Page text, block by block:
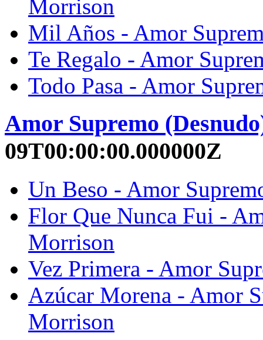
Morrison
Mil Años - Amor
Te Regalo - Amor
Todo Pasa - Amor
Amor Supremo
09T00:00:00.000000Z
Un Beso - Amor
Flor Que Nunca Fui -
Morrison
Vez Primera - Amor
Azúcar Morena - Amor
Morrison